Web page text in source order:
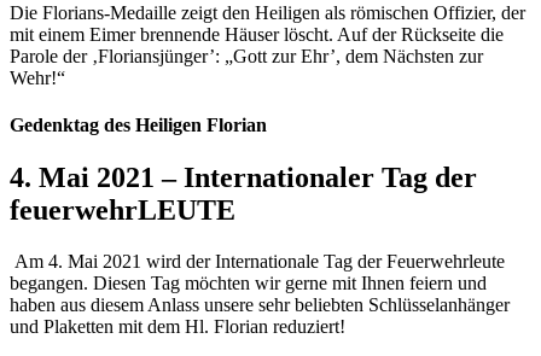
Die Florians-Medaille zeigt den Heiligen als römischen Offizier, der
mit einem Eimer brennende Häuser löscht. Auf der Rückseite die
Parole der ‚Floriansjünger’: „Gott zur Ehr’, dem Nächsten zur
Wehr!“
Gedenktag des Heiligen Florian
4. Mai 2021 – Internationaler Tag der
feuerwehrLEUTE
Am 4. Mai 2021 wird der Internationale Tag der Feuerwehrleute
begangen. Diesen Tag möchten wir gerne mit Ihnen feiern und
haben aus diesem Anlass unsere sehr beliebten Schlüsselanhänger
und Plaketten mit dem Hl. Florian reduziert!